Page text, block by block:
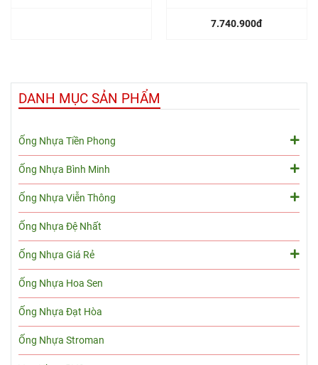
7.740.900đ
DANH MỤC SẢN PHẨM
Ống Nhựa Tiền Phong
Ống Nhựa Bình Minh
Ống Nhựa Viễn Thông
Ống Nhựa Đệ Nhất
Ống Nhựa Giá Rẻ
Ống Nhựa Hoa Sen
Ống Nhựa Đạt Hòa
Ống Nhựa Stroman